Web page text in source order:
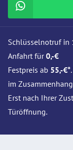
Schlüsselnotruf in
Anfahrt für0,-€
Festpreis ab 55,-€*
im
Erst nach Ihrer
Türöffnung.